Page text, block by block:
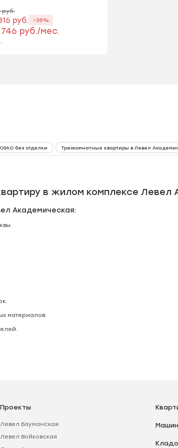
руб.
руб. -35%
руб./мес.
без отделки Трехкомнатные квартиры в Левел
в жилом комплексе Левел
Академическая:
материалов.
Проекты
Левел Бауманская
Левел Войковская